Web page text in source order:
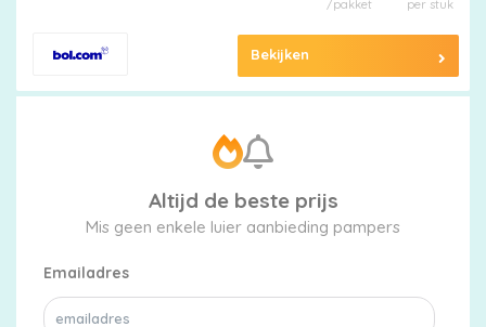
per stuk
/pakket
Bekijken
Altijd de beste prijs
Mis geen enkele luier aanbieding pampers
Emailadres